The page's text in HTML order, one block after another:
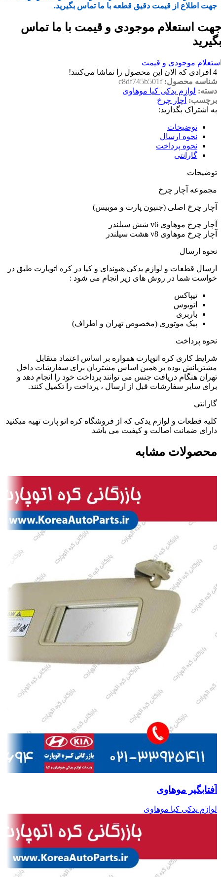
جهت اطلاع از قیمت دقیق قطعه با ما تماس بگیرید.
استعلام موجودی و قیمت با ما تماس
موجودی و قیمت
4 افرادی که الان این محصول را تماشا می‌کنند!
شناسه محصول:c8df745b501f
دسته: لوازم یدکی کیا موهاوی
برچسب: آچار چرخ
به اشتراک بگذارید:
توضیحات
نحوه ارسال
نحوه پرداخت
گارانتی
توضیحات
مجموعه آچار چرخ
آچار چرخ اصلی (جنیون پارت و موبیس)
آچار چرخ موهاوی v6 شش سیلندر
آچار چرخ موهاوی v8 هشت سیلندر
نحوه ارسال
ارسال قطعات و لوازم یدکی هیوندای و کیا در کره اتوپارت طبق در
خواست شما در روش های زیر انجام می شود :
تیپاکس
اتوبوس
باربری
پیک موتوری (مخصوص تهران و اطراف)
نحوه پرداخت
شرایط کاری کره اتوپارت همواره بر اساس اعتماد متقابل
مشتریانش بوده بر همین اساس مشتریان برای سفارشات داخل
تهران هنگام دریافت جنس می توانند پرداخت خود را انجام دهد و
برای سایر سفارشات قبل از ارسال ، پرداخت را تکمیل کنند.
گارانتی
کلیه قطعات و لوازم یدکی که از فروشگاه کره اتو پارت تهیه میکنید
دارای ضمانت اصالت و کیفیت می باشد
محصولات مشابه
آفتابگیر موهاوی
لوازم یدکی کیا موهاوی